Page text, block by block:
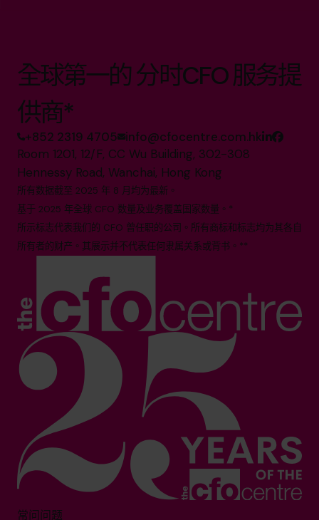
全球第一的 分时CFO 服务提
供商*
+852 2319 4705 info@cfocentre.com.hk
Room 1201, 12/F, CC Wu Building, 302-308
Hennessy Road, Wanchai, Hong Kong
所有数据截至 2025 年 8 月均为最新。
基于 2025 年全球 CFO 数量及业务覆盖国家数量。*
所示标志代表我们的 CFO 曾任职的公司。所有商标和标志均为其各自
所有者的财产。其展示并不代表任何隶属关系或背书。**
常问问题